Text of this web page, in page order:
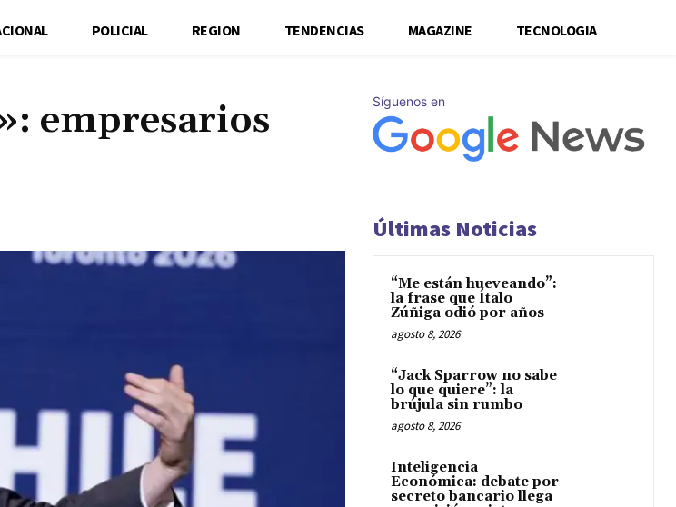
POLICIAL REGION TENDENCIAS MAGAZINE TECNOLOGIA
empresarios
Síguenos en
Últimas Noticias
“Me están hueveando”:
la frase que Ítalo
Zúñiga odió por años
agosto 8, 2026
“Jack Sparrow no sabe
lo que quiere”: la
brújula sin rumbo
agosto 8, 2026
Inteligencia
Económica: debate por
secreto bancario llega